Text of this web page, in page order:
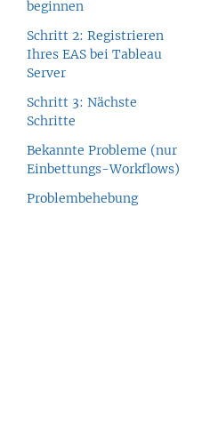
beginnen
Schritt 2: Registrieren
Ihres EAS bei Tableau
Server
Schritt 3: Nächste
Schritte
Bekannte Probleme (nur
Einbettungs-Workflows)
Problembehebung